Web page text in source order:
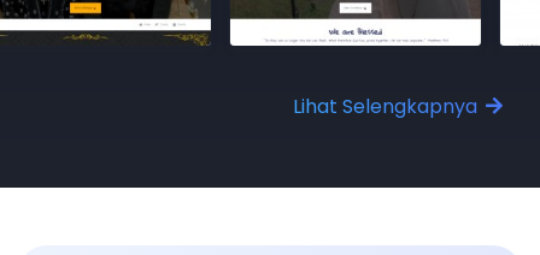
Lihat Selengkapnya